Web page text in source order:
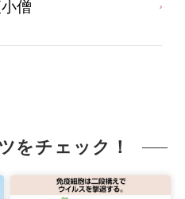
僧
をチェック！